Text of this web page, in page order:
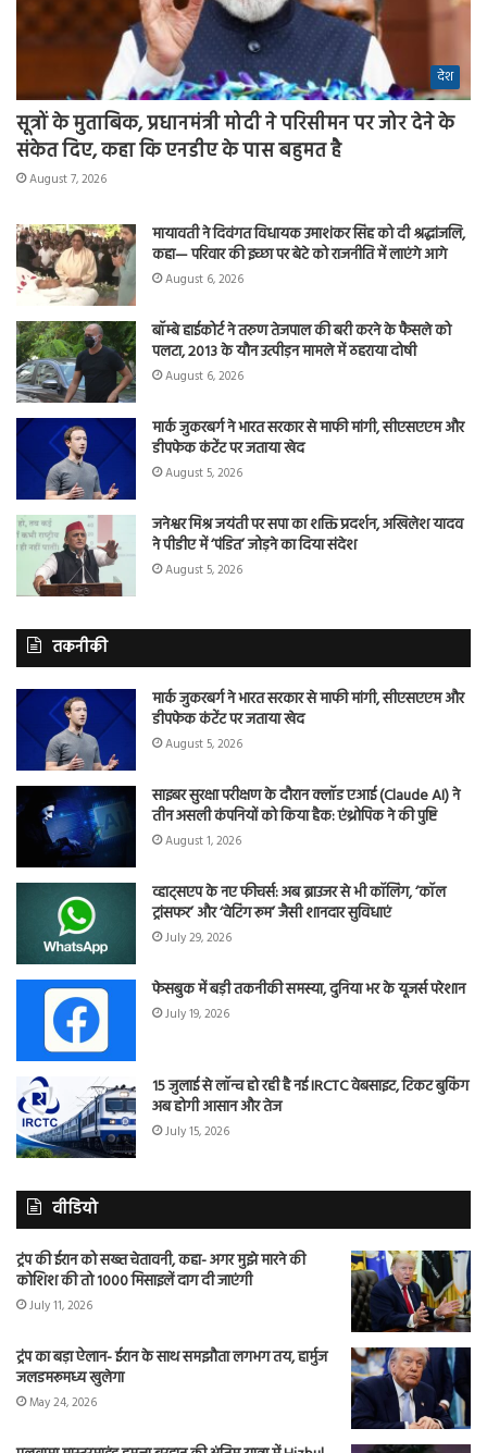
देश
सूत्रों के मुताबिक, प्रधानमंत्री मोदी ने परिसीमन पर जोर देने के
संकेत दिए, कहा कि एनडीए के पास बहुमत है
August 7, 2026
मायावती ने दिवंगत विधायक उमाशंकर सिंह को दी श्रद्धांजलि,
कहा— परिवार की इच्छा पर बेटे को राजनीति में लाएंगे आगे
August 6, 2026
बॉम्बे हाईकोर्ट ने तरुण तेजपाल की बरी करने के फैसले को
पलटा, 2013 के यौन उत्पीड़न मामले में ठहराया दोषी
August 6, 2026
मार्क जुकरबर्ग ने भारत सरकार से माफी मांगी, सीएसएएम और
डीपफेक कंटेंट पर जताया खेद
August 5, 2026
जनेश्वर मिश्र जयंती पर सपा का शक्ति प्रदर्शन, अखिलेश यादव
ने पीडीए में ‘पंडित’ जोड़ने का दिया संदेश
August 5, 2026
तकनीकी
मार्क जुकरबर्ग ने भारत सरकार से माफी मांगी, सीएसएएम और
डीपफेक कंटेंट पर जताया खेद
August 5, 2026
साइबर सुरक्षा परीक्षण के दौरान क्लॉड एआई (Claude AI) ने
तीन असली कंपनियों को किया हैक: एंथ्रोपिक ने की पुष्टि
August 1, 2026
व्हाट्सएप के नए फीचर्स: अब ब्राउजर से भी कॉलिंग, ‘कॉल
ट्रांसफर’ और ‘वेटिंग रूम’ जैसी शानदार सुविधाएं
July 29, 2026
फेसबुक में बड़ी तकनीकी समस्या, दुनिया भर के यूजर्स परेशान
July 19, 2026
15 जुलाई से लॉन्च हो रही है नई IRCTC वेबसाइट, टिकट बुकिंग
अब होगी आसान और तेज
July 15, 2026
वीडियो
ट्रंप की ईरान को सख्त चेतावनी, कहा- अगर मुझे मारने की
कोशिश की तो 1000 मिसाइलें दाग दी जाएंगी
July 11, 2026
ट्रंप का बड़ा ऐलान- ईरान के साथ समझौता लगभग तय, हार्मुज
जलडमरूमध्य खुलेगा
May 24, 2026